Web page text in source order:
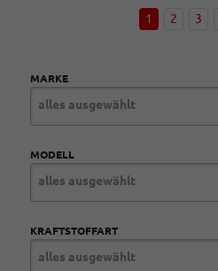
1 2 3
MARKE
alles ausgewählt
MODELL
alles ausgewählt
KRAFTSTOFFART
alles ausgewählt